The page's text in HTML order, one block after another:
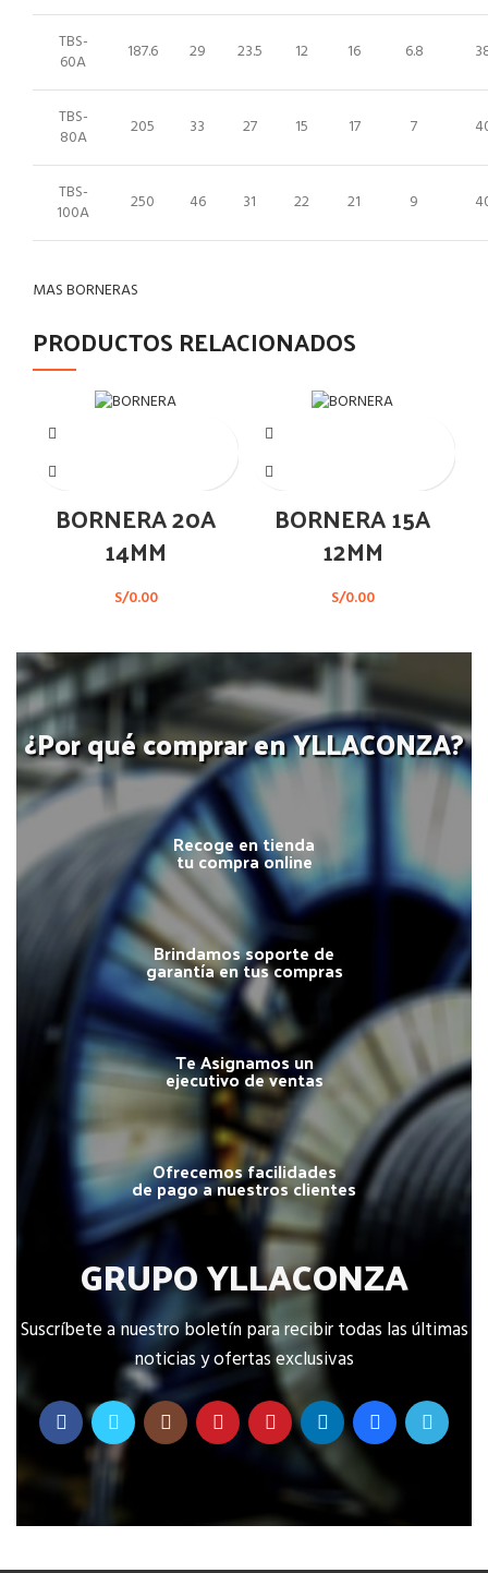
TBS-
60A
187.6 29 23.5 12 16 6.8
TBS-
80A
205 33 27 15 17 7
TBS-
100A
250 46 31 22 21 9
MAS BORNERAS
PRODUCTOS RELACIONADOS
BORNERA 20A
14MM
S/0.00
BORNERA 15A
12MM
S/0.00
¿Por qué comprar en YLLACONZA?
Recoge en tienda
tu compra online
Brindamos soporte de
garantía en tus compras
Te Asignamos un
ejecutivo de ventas
Ofrecemos facilidades
de pago a nuestros clientes
GRUPO YLLACONZA
Suscríbete a nuestro boletín para recibir todas las últimas
noticias y ofertas exclusivas